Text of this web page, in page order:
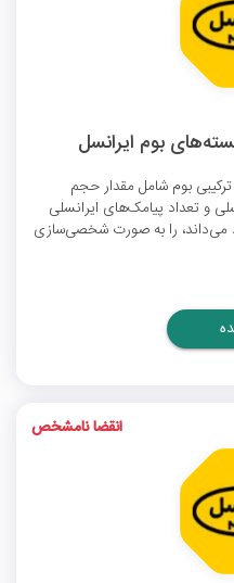
بوم ایرانسل
بوم شامل مقدار حجم
و تعداد پیامک‌های ایرانسلی
می‌داند، را به صورت شخصی‌سازی
انقضا نامشخص